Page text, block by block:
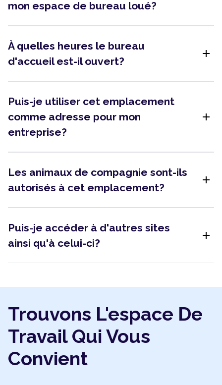
mon espace de bureau loué?
À quelles heures le bureau
d'accueil est-il ouvert?
add
Puis-je utiliser cet emplacement
comme adresse pour mon
entreprise?
add
Les animaux de compagnie sont-ils
autorisés à cet emplacement?
add
Puis-je accéder à d'autres sites
ainsi qu'à celui-ci?
add
Trouvons L'espace De
Travail Qui Vous
Convient